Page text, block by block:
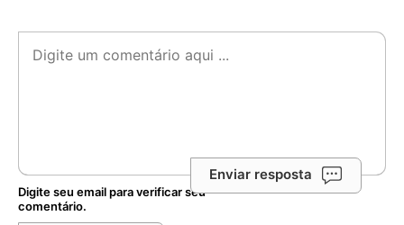
Enviar resposta
Digite seu email para verificar seu
comentário.